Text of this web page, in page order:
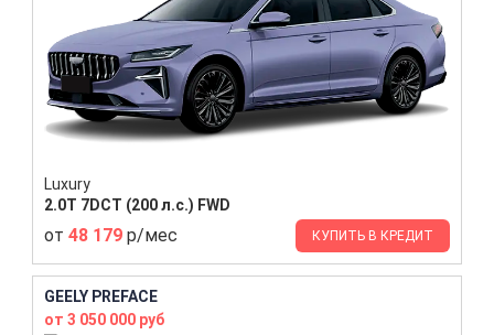
Luxury
2.0T 7DCT (200 л.с.) FWD
от 48 179 р/мес КУПИТЬ В КРЕДИТ
GEELY PREFACE
от 3 050 000 руб